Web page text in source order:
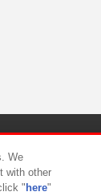
対応方針
We
with other
" here"